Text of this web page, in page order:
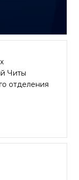
Читы
отделения